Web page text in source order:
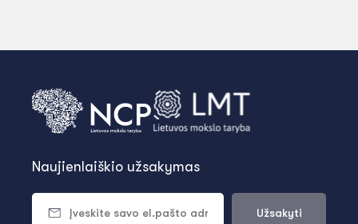
Naujienlaiškio užsakymas
Užsakyti